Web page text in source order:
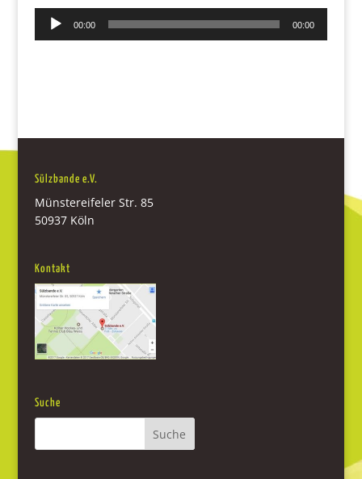
Audio-
Player
00:00 00:00
Sülzbande e.V.
Münstereifeler Str. 85
50937 Köln
Kontakt
Suche